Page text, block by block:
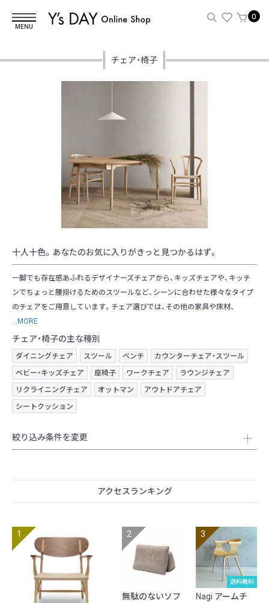
MENU
0
チェア・椅子
十人十色。あなたのお気に入りがきっと見つかるはず。
一脚でも存在感あふれるデザイナーズチェアから、キッズチェアや、キッチ
ンでちょっと腰掛けるためのスツールなど、シーンに合わせた様々なタイプ
のチェアをご用意しています。チェア選びでは、その他の家具や床材、
...MORE
チェア・椅子の主な種別
ダイニングチェア スツール ベンチ
カウンターチェア・スツール
ベビー・キッズチェア
座椅子 ワークチェア
ラウンジチェア
リクライニングチェア
オットマン
アウトドアチェア
シートクッション
絞り込み条件を変更
アクセスランキング
無駄のないソフ
送料無料
Nagi アームチ